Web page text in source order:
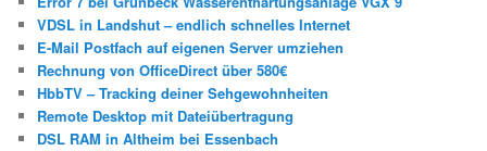
VDSL in Landshut – endlich schnelles Internet
E-Mail Postfach auf eigenen Server umziehen
Rechnung von OfficeDirect über 580€
HbbTV – Tracking deiner Sehgewohnheiten
Remote Desktop mit Dateiübertragung
DSL RAM in Altheim bei Essenbach